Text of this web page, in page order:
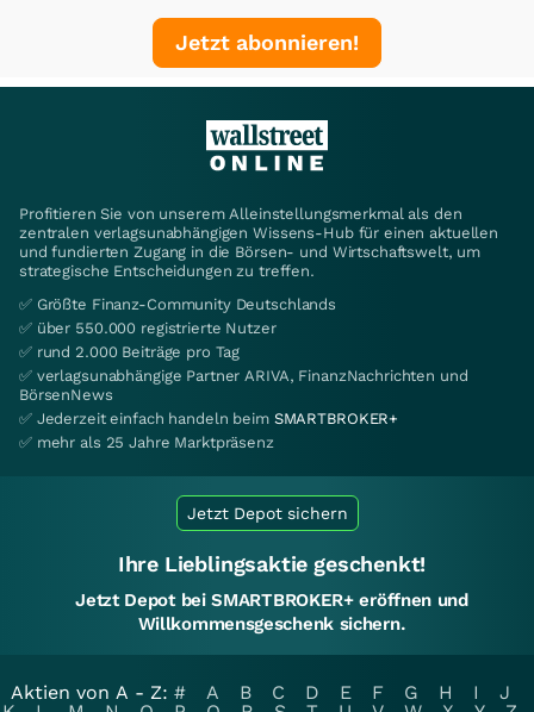
Jetzt abonnieren!
Profitieren Sie von unserem Alleinstellungsmerkmal als den
zentralen verlagsunabhängigen Wissens-Hub für einen aktuellen
und fundierten Zugang in die Börsen- und Wirtschaftswelt, um
strategische Entscheidungen zu treffen.
✅ Größte Finanz-Community Deutschlands
✅ über 550.000 registrierte Nutzer
✅ rund 2.000 Beiträge pro Tag
✅ verlagsunabhängige Partner ARIVA, FinanzNachrichten und
BörsenNews
✅ Jederzeit einfach handeln beim SMARTBROKER+
✅ mehr als 25 Jahre Marktpräsenz
Jetzt Depot sichern
Ihre Lieblingsaktie geschenkt!
Jetzt Depot bei SMARTBROKER+ eröffnen und
Willkommensgeschenk sichern.
Aktien von A - Z: # A B C D E F G H I
J